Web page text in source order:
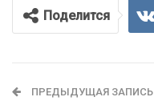
Поделится
ПРЕДЫДУЩАЯ ЗАПИСЬ